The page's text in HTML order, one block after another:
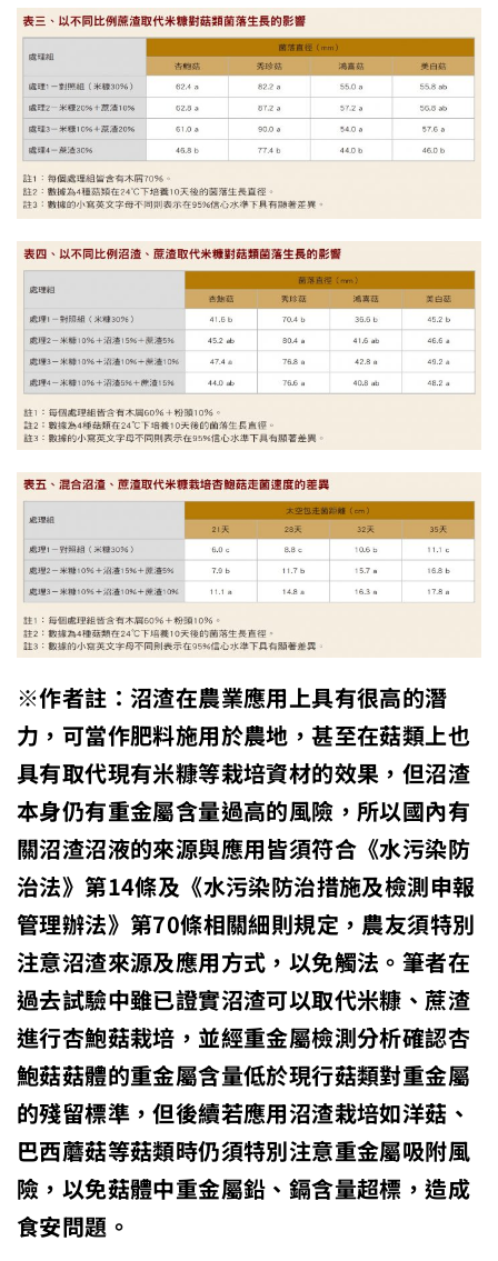
※作者註：沼渣在農業應用上具有很高的潛
力，可當作肥料施用於農地，甚至在菇類上也
具有取代現有米糠等栽培資材的效果，但沼渣
本身仍有重金屬含量過高的風險，所以國內有
關沼渣沼液的來源與應用皆須符合《水污染防
治法》第14條及《水污染防治措施及檢測申報
管理辦法》第70條相關細則規定，農友須特別
注意沼渣來源及應用方式，以免觸法。筆者在
過去試驗中雖已證實沼渣可以取代米糠、蔗渣
進行杏鮑菇栽培，並經重金屬檢測分析確認杏
鮑菇菇體的重金屬含量低於現行菇類對重金屬
的殘留標準，但後續若應用沼渣栽培如洋菇、
巴西蘑菇等菇類時仍須特別注意重金屬吸附風
險，以免菇體中重金屬鉛、鎘含量超標，造成
食安問題。